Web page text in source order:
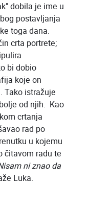
dobila je ime u
postavljanja
toga dana.
crta portrete;
bi dobio
koje on
Tako istražuje
od njih. Kao
crtanja
rad po
u kojemu
čitavom radu te
ni znao da
Luka.